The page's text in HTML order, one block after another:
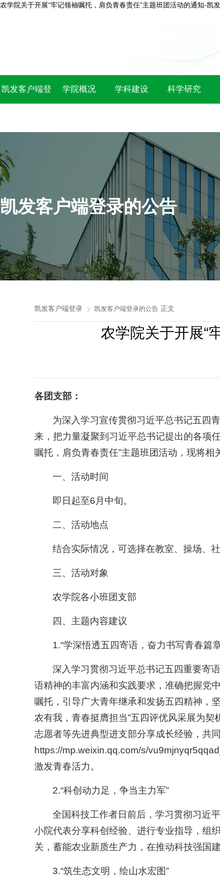
农学院关于开展“牢记领袖嘱托，肩负青春责任”主题班团活动的通知-凯
凯发客户端登 学院概况 学科建设 科学研究
凯发客户端登录的公告
凯发客户端登录 凯发客户端登录的公告 正文
农学院关于开展“
各团支部：
为深入学习宣传贯彻习近平总书记五四
来，把力量凝聚到习近平总书记提出的各项
嘱托，肩负青春责任”主题班团活动，现将相
一、活动时间
即日起至6月中旬。
二、活动地点
结合实际情况，可选择在教室、操场、
三、活动对象
农学院各小班团支部
四、主题内容建议
1.“学深悟透五四寄语，奋力书写青春篇
深入学习贯彻习近平总书记五四重要寄
语精神的丰富内涵和实践要求，准确把握党
嘱托，引导广大青年继承和发扬五四精神，
农有我，青春挺膺担当”五四评优风采展为
志愿者等先进典型进支部分享成长经验，共
https://mp.weixin.qq.com/s/
激发青春活力。
2.“科创动力足，争当主力军”
全国科技工作者日前后，学习贯彻习近
小院代表分享科创经验、进行专业指导，组
关，蓄能农业新质生产力，在推动科技强国
3.“筑生态文明，绘山水宏图”